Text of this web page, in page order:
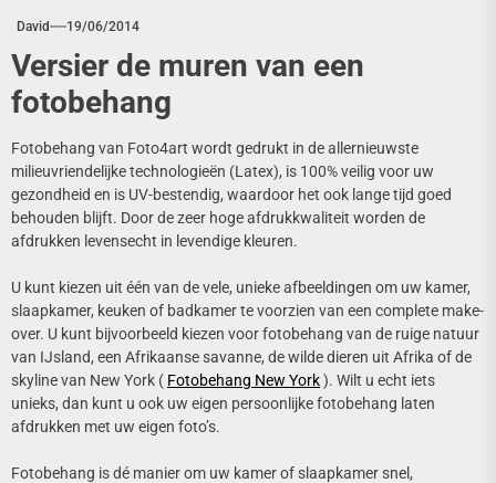
David 19/06/2014
Versier de muren van een
fotobehang
Fotobehang van Foto4art wordt gedrukt in de allernieuwste
milieuvriendelijke technologieën (Latex), is 100% veilig voor uw
gezondheid en is UV-bestendig, waardoor het ook lange tijd goed
behouden blijft. Door de zeer hoge afdrukkwaliteit worden de
afdrukken levensecht in levendige kleuren.
U kunt kiezen uit één van de vele, unieke afbeeldingen om uw kamer,
slaapkamer, keuken of badkamer te voorzien van een complete make-
over. U kunt bijvoorbeeld kiezen voor fotobehang van de ruige natuur
van IJsland, een Afrikaanse savanne, de wilde dieren uit Afrika of de
skyline van New York ( Fotobehang New York). Wilt u echt iets
unieks, dan kunt u ook uw eigen persoonlijke fotobehang laten
afdrukken met uw eigen foto’s.
Fotobehang is dé manier om uw kamer of slaapkamer snel,